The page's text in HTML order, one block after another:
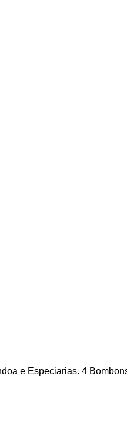
e Especiarias. 4